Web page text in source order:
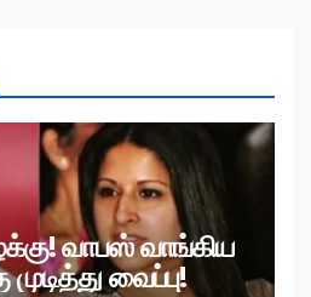
வாபஸ் வாங்கிய
வைப்பு!